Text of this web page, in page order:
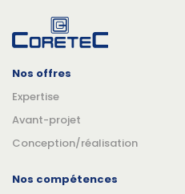
Nos offres
Expertise
Avant-projet
Conception/réalisation
Nos compétences